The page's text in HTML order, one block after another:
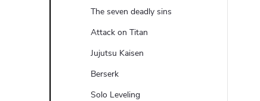
The seven deadly sins
Attack on Titan
Jujutsu Kaisen
Berserk
Solo Leveling